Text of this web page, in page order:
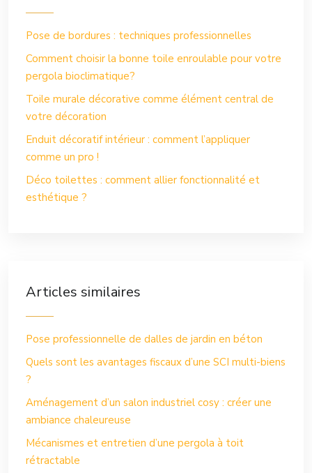
Pose de bordures : techniques professionnelles
Comment choisir la bonne toile enroulable pour votre
pergola bioclimatique?
Toile murale décorative comme élément central de
votre décoration
Enduit décoratif intérieur : comment l’appliquer
comme un pro !
Déco toilettes : comment allier fonctionnalité et
esthétique ?
Articles similaires
Pose professionnelle de dalles de jardin en béton
Quels sont les avantages fiscaux d’une SCI multi-biens
?
Aménagement d’un salon industriel cosy : créer une
ambiance chaleureuse
Mécanismes et entretien d’une pergola à toit
rétractable